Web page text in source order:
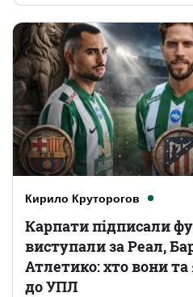
Кирило Круторогов
Карпати підписали
виступали за Реал,
Атлетико: хто вони
до УПЛ